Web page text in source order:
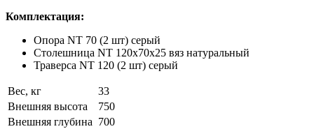
Комплектация:
Опора NT 70 (2 шт) серый
Столешница NT 120х70х25 вяз натуральный
Траверса NT 120 (2 шт) серый
Вес, кг
33
Внешняя высота
750
Внешняя глубина 700